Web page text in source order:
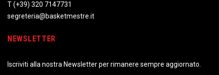
T(+39) 320 7147731
segreteria@basketmestre.it
NEWSLETTER
Iscriviti alla nostra Newsletter per rimanere sempre aggiornato.